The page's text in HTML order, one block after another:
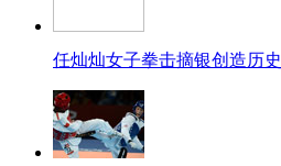
任灿灿女子拳击摘银创造历史